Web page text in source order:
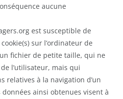
aucune
est susceptible de
sur l’ordinateur de
fichier de petite taille, qui ne
l’utilisateur, mais qui
relatives à la navigation d’un
ainsi obtenues visent à